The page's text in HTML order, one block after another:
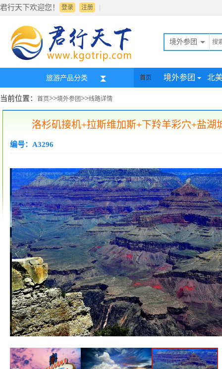
君行天下欢迎您！ 登录 |
注册
境外参团
旅游产品分类 首页 境外参团 北
当前位置： 首页>>境外参团>>线路详情
洛杉矶接机+拉斯维加斯+下羚羊彩穴+盐
编号：A3296